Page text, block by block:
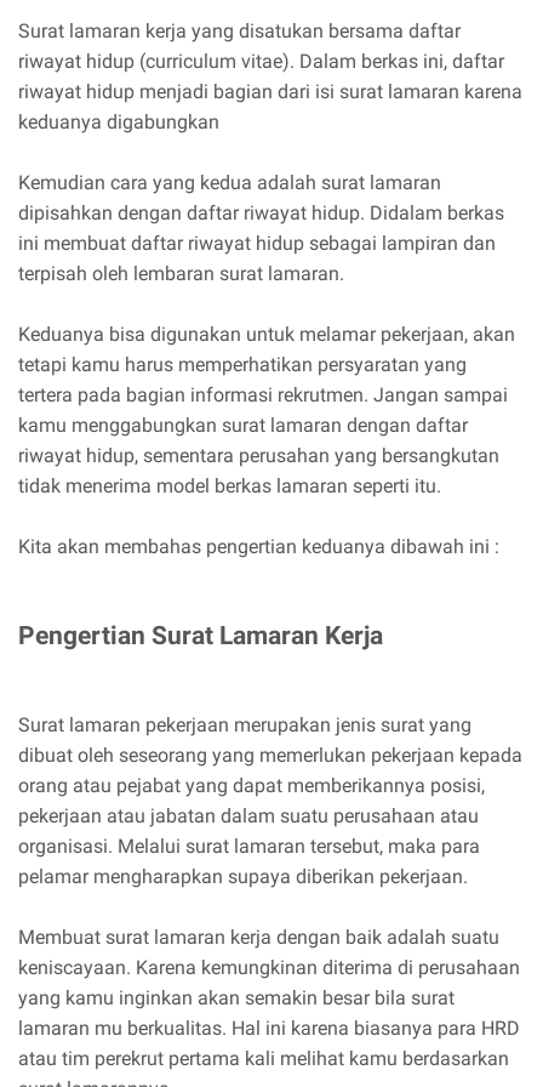
Surat lamaran kerja yang disatukan bersama daftar
riwayat hidup (curriculum vitae). Dalam berkas ini, daftar
riwayat hidup menjadi bagian dari isi surat lamaran karena
keduanya digabungkan
Kemudian cara yang kedua adalah surat lamaran
dipisahkan dengan daftar riwayat hidup. Didalam berkas
ini membuat daftar riwayat hidup sebagai lampiran dan
terpisah oleh lembaran surat lamaran.
Keduanya bisa digunakan untuk melamar pekerjaan, akan
tetapi kamu harus memperhatikan persyaratan yang
tertera pada bagian informasi rekrutmen. Jangan sampai
kamu menggabungkan surat lamaran dengan daftar
riwayat hidup, sementara perusahan yang bersangkutan
tidak menerima model berkas lamaran seperti itu.
Kita akan membahas pengertian keduanya dibawah ini :
Pengertian Surat Lamaran Kerja
Surat lamaran pekerjaan merupakan jenis surat yang
dibuat oleh seseorang yang memerlukan pekerjaan kepada
orang atau pejabat yang dapat memberikannya posisi,
pekerjaan atau jabatan dalam suatu perusahaan atau
organisasi. Melalui surat lamaran tersebut, maka para
pelamar mengharapkan supaya diberikan pekerjaan.
Membuat surat lamaran kerja dengan baik adalah suatu
keniscayaan. Karena kemungkinan diterima di perusahaan
yang kamu inginkan akan semakin besar bila surat
lamaran mu berkualitas. Hal ini karena biasanya para HRD
atau tim perekrut pertama kali melihat kamu berdasarkan